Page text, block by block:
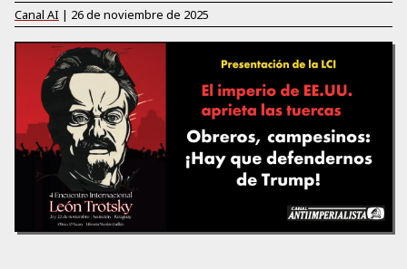
Canal AI | 26 de noviembre de 2025